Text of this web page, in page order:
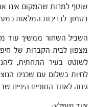
שוטף למרות שהמקום אינו
בסמוך לבריכות המלאות
השביל השחור ממשיך עוד
מצפון לבית הקברות של
לשוטט בעיר התחתית,
לחיות בשלום עם שכנינו
גיחה לאחד החופים היפים